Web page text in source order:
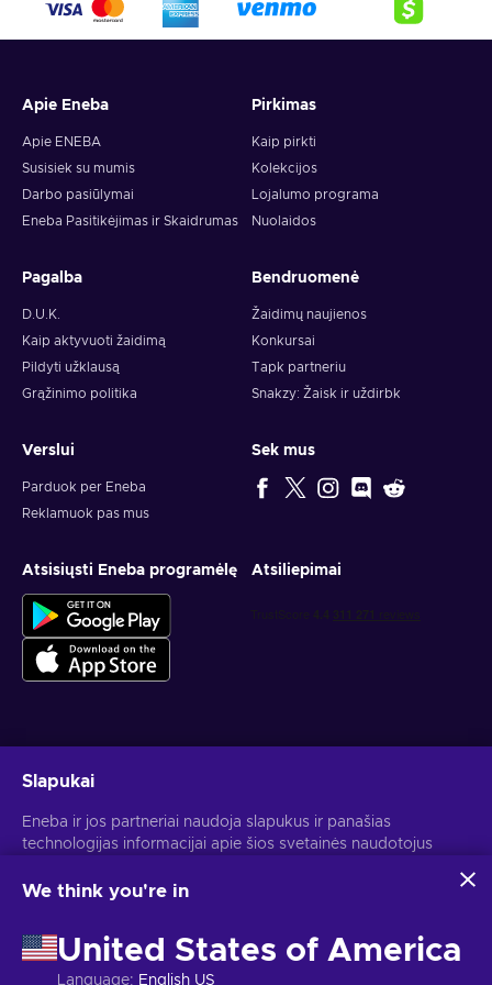
5. Enter your wallet address and click on redeem,
Note: You can choose one currency at a time and can only
redeem your whole voucher at once. Once you’ve done that,
you should give it up to 30 minutes for your cryptocurrency
Apie Eneba
Apie ENEBA
Susisiek su mumis
Darbo pasiūlymai
Eneba Pasitikėjimas ir Skaidrumas
Pirkimas
Kaip pirkti
Kolekcijos
Lojalumo programa
Nuolaidos
Pagalba
D.U.K.
Kaip aktyvuoti žaidimą
Pildyti užklausą
Grąžinimo politika
Bendruomenė
Žaidimų naujienos
Konkursai
Tapk partneriu
Snakzy: Žaisk ir uždirbk
Verslui
Parduok per Eneba
Reklamuok pas mus
Sek mus
Atsisiųsti Eneba programėlę Atsiliepimai
Atšaukti prenumeratą gali bet kada. Daugiau informacijos rasi
Slapukai
Eneba ir jos partneriai naudoja slapukus ir panašias
technologijas informacijai apie šios svetainės naudotojus
pagerintume svetainės turinį, reklamą ir kitas paslaugas. Tavo
skelbimams personalizuoti.
Spustelėjus "Sutinku su viskuo", tu sutinki, kad Eneba ir jos
partneriai naudotų šias technologijas. Savo sutikimą gali
We think you're in
United States of America
Language: English US